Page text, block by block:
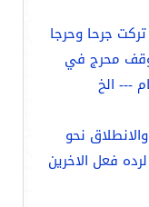
جرحا وحرجا
محرج في
--- الخ
نحو
فعل الاخرين